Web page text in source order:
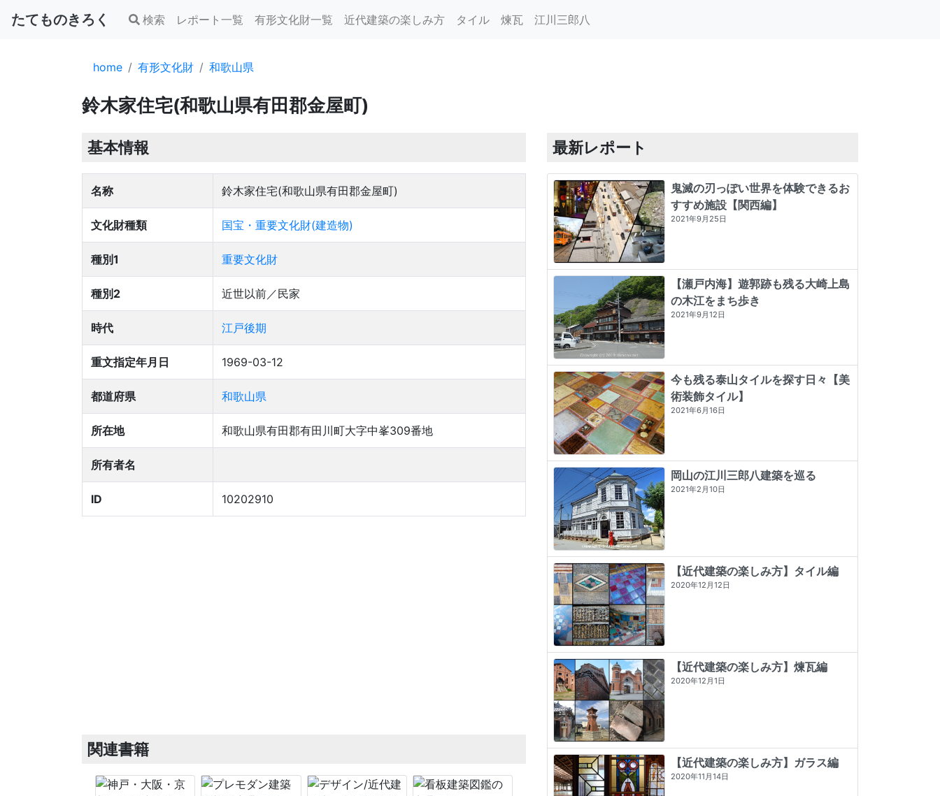
たてものきろく 検索 レポート一覧 有形文化財一覧 近代建築の楽しみ方 タイル 煉瓦 江川三郎八
home 有形文化財 和歌山県
鈴木家住宅(和歌山県有田郡金屋町)
基本情報
名称 鈴木家住宅(和歌山県有田郡金屋町)
文化財種類 国宝・重要文化財(建造物)
種別1 重要文化財
種別2 近世以前／民家
時代 江戸後期
重文指定年月日 1969-03-12
都道府県 和歌山県
所在地 和歌山県有田郡有田川町大字中峯309番地
所有者名
ID 10202910
関連書籍
最新レポート
鬼滅の刃っぽい世界を体験できるお
すすめ施設【関西編】
2021年9月25日
【瀬戸内海】遊郭跡も残る大崎上島
の木江をまち歩き
2021年9月12日
今も残る泰山タイルを探す日々【美
術装飾タイル】
2021年6月16日
岡山の江川三郎八建築を巡る
2021年2月10日
【近代建築の楽しみ方】タイル編
2020年12月12日
【近代建築の楽しみ方】煉瓦編
2020年12月1日
【近代建築の楽しみ方】ガラス編
2020年11月14日